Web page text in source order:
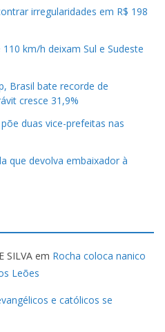
irregularidades em R$ 198
km/h deixam Sul e Sudeste
Brasil bate recorde de
cresce 31,9%
duas vice-prefeitas nas
que devolva embaixador à
SILVA em Rocha coloca nanico
Leões
e católicos se